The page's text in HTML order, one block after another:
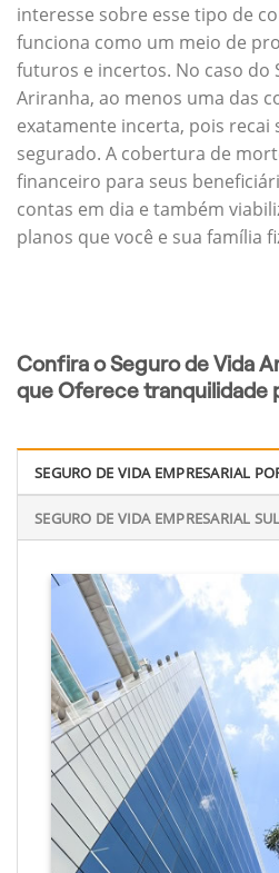
interesse sobre esse tipo de
funciona como um meio de
futuros e incertos. No caso do
Ariranha, ao menos uma das
exatamente incerta, pois recai
segurado. A cobertura de
financeiro para seus
contas em dia e também
planos que você e sua família
Confira o Seguro de Vida
que Oferece tranquilidade
SEGURO DE VIDA EMPRESARIAL
SEGURO DE VIDA EMPRESARIAL